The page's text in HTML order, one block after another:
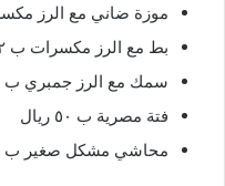
موزة ضاني مع الرز مكسرات
بط مع الرز مكسرات ب ٣٢ ريال
سمك مع الرز جمبري ب ٣٠ ريال
فتة مصرية ب ٥٠ ريال
محاشي مشكل صغير ب ٢٢، وسط ب ٣٦، كبير ب ٥٥ ريال.